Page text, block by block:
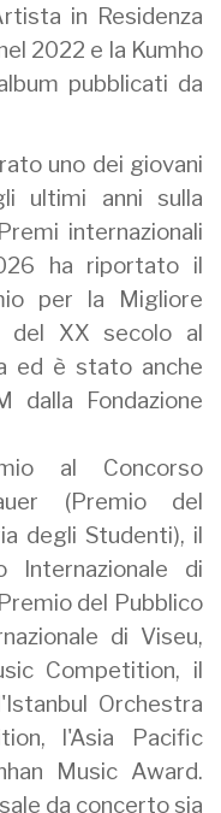
in Residenza
2022 e la Kumho
pubblicati da
uno dei giovani
ultimi anni sulla
internazionali
ha riportato il
per la Migliore
del XX secolo al
ed è stato anche
dalla Fondazione
al Concorso
(Premio del
degli Studenti), il
Internazionale di
del Pubblico
di Viseu,
Competition, il
Orchestra
l'Asia Pacific
Music Award.
da concerto sia